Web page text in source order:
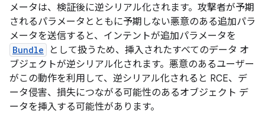
メータは、検証後に逆シリアル化されます。攻撃者が予期
されるパラメータとともに予期しない悪意のある追加パラ
メータを送信すると、インテントが追加パラメータを
Bundle
として扱うため、挿入されたすべてのデータ オ
ブジェクトが逆シリアル化されます。悪意のあるユーザー
がこの動作を利用して、逆シリアル化されると RCE、デ
ータ侵害、損失につながる可能性のあるオブジェクト デ
ータを挿入する可能性があります。